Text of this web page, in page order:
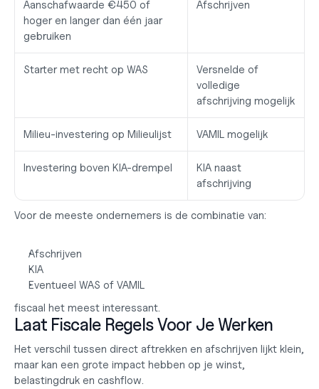
Aanschafwaarde €450 of
hoger en langer dan één jaar
gebruiken
Afschrijven
Starter met recht op WAS
Versnelde of
volledige
afschrijving mogelijk
Milieu-investering op Milieulijst VAMIL mogelijk
Investering boven KIA-drempel
KIA naast
afschrijving
Voor de meeste ondernemers is de combinatie van:
Afschrijven
KIA
Eventueel WAS of VAMIL
fiscaal het meest interessant.
Laat Fiscale Regels Voor Je Werken
Het verschil tussen direct aftrekken en afschrijven lijkt klein,
maar kan een grote impact hebben op je winst,
belastingdruk en cashflow.